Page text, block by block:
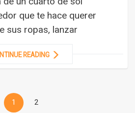
que te hace querer
sus ropas, lanzar
READING
1 2